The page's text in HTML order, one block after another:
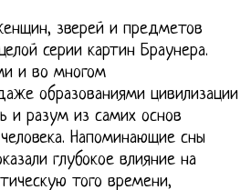
зверей и предметов
серии картин Браунера.
и во многом
образованиями цивилизации
и разум из самих основ
Напоминающие сны
глубокое влияние на
того времени,